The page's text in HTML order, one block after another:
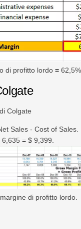
di profitto lordo = 62,5%
Colgate
Sales - Cost of Sales.
= $ 9,399.
di profitto lordo.